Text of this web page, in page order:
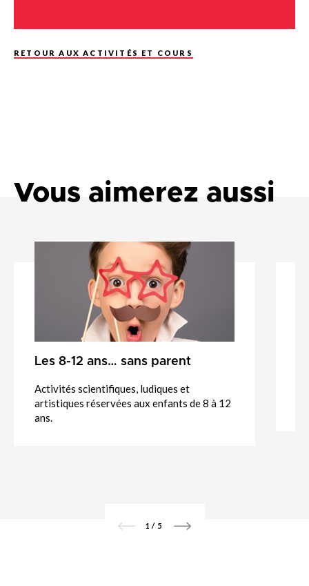
RETOUR AUX ACTIVITÉS ET COURS
Vous aimerez aussi
Les 8-12 ans… sans parent
Activités scientifiques, ludiques et
artistiques réservées aux enfants de 8 à 12
ans.
1/ 5